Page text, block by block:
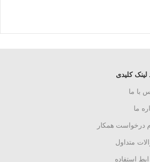
لینک کلیدی
با ما
ما
درخواست همکار
متداول
استفاده